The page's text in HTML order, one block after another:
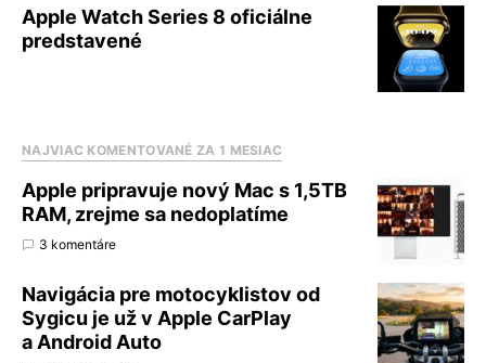
Apple Watch Series 8 oficiálne
predstavené
NAJVIAC KOMENTOVANÉ ZA 1 MESIAC
Apple pripravuje nový Mac s 1,5TB
RAM, zrejme sa nedoplatíme
3 komentáre
Navigácia pre motocyklistov od
Sygicu je už v Apple CarPlay
a Android Auto